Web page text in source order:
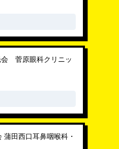
会 菅原眼科クリニッ
蒲田西口耳鼻咽喉科・